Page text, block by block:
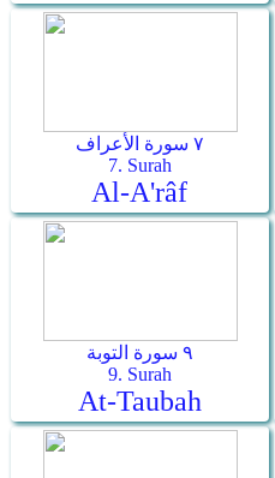
٧ سورة الأعراف
7. Surah
Al-A'râf
٩ سورة التوبة
9. Surah
At-Taubah